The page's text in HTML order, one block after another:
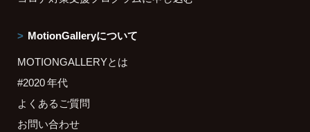
MotionGalleryについて
MOTIONGALLERYとは
#2020 年代
よくあるご質問
お問い合わせ